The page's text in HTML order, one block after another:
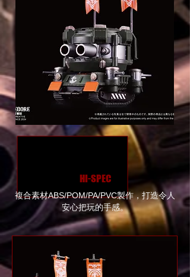
HI-SPEC
複合素材ABS/POM/PA/PVC製作，打造令人
安心把玩的手感。